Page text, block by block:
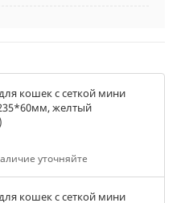
кошек c сеткой мини
желтый
уточняйте
кошек c сеткой мини